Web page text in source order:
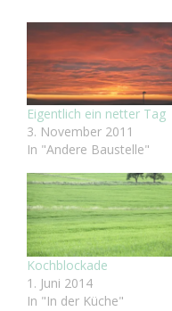
Eigentlich ein netter Tag
3. November 2011
In "Andere Baustelle"
Kochblockade
1. Juni 2014
In "In der Küche"